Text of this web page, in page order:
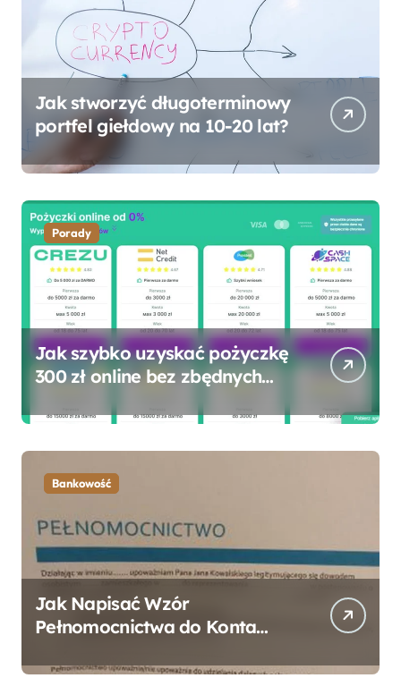
Jak stworzyć długoterminowy
portfel giełdowy na 10-20 lat?
Porady
Jak szybko uzyskać pożyczkę
300 zł online bez zbędnych
Bankowość
Jak Napisać Wzór
Pełnomocnictwa do Konta
Przewodnik